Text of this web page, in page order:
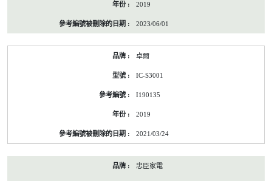
2019
2023/06/01
卓爾
IC-S3001
I190135
2019
2021/03/24
忠臣家電